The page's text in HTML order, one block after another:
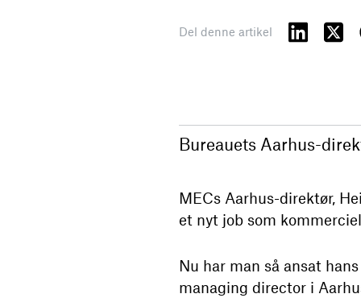
Del denne artikel
Bureauets Aarhus-
MECs Aarhus-direktør,
et nyt job som
Nu har man så ansat
managing director i